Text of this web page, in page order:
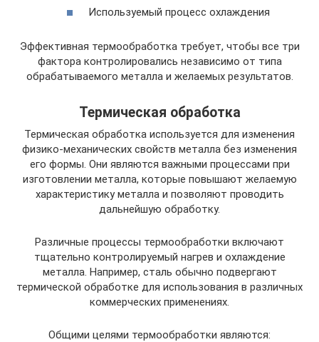
Используемый процесс охлаждения
Эффективная термообработка требует, чтобы все три
фактора контролировались независимо от типа
обрабатываемого металла и желаемых результатов.
Термическая обработка
Термическая обработка используется для изменения
физико-механических свойств металла без изменения
его формы. Они являются важными процессами при
изготовлении металла, которые повышают желаемую
характеристику металла и позволяют проводить
дальнейшую обработку.
Различные процессы термообработки включают
тщательно контролируемый нагрев и охлаждение
металла. Например, сталь обычно подвергают
термической обработке для использования в различных
коммерческих применениях.
Общими целями термообработки являются: